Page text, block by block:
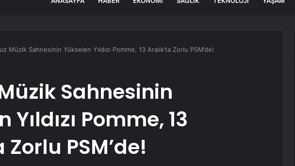
Müzik Sahnesinin Yükselen Yıldızı Pomme, 13 Aralık’ta Zorlu PSM’de!
Sahnesinin
Pomme, 13
Zorlu PSM’de!